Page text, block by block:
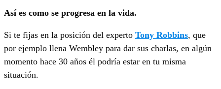
Así es como se progresa en la vida.
Si te fijas en la posición del experto Tony Robbins, que
por ejemplo llena Wembley para dar sus charlas, en algún
momento hace 30 años él podría estar en tu misma
situación.